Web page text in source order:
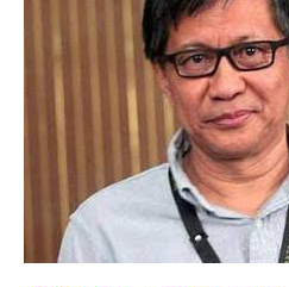
Angkutan Bawang Bombay